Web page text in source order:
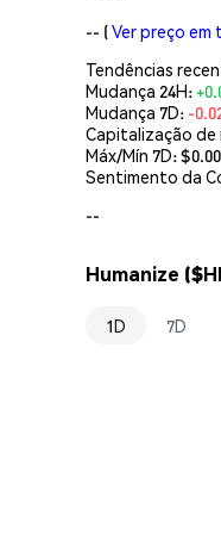
-- (Ver preço em
Tendências
Mudança 24H:
Mudança 7D: -
Capitalização de
Máx/Mín 7D: $
Sentimento da
--
Humanize
1D 7D